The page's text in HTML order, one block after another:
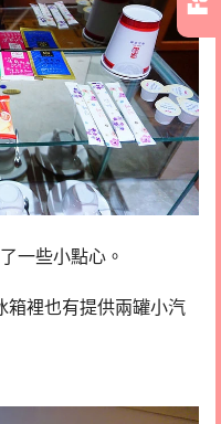
一些小點心。
箱裡也有提供兩罐小汽